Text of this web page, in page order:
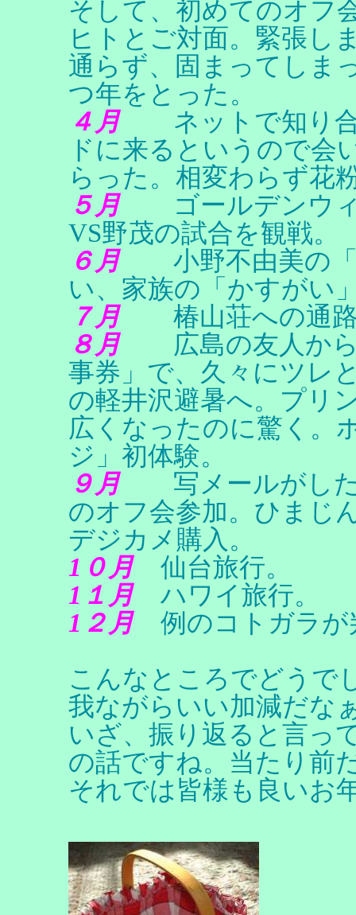
そして、初めてのオフ
ヒトとご対面。緊張し
通らず、固まってしま
つ年をとった。
４月ネットで知り合
ドに来るというので会
らった。相変わらず花
５月ゴールデンウィ
VS野茂の試合を観戦。
６月小野不由美の「
い、家族の「かすがい
７月椿山荘への通路
８月広島の友人から
事券」で、久々にツレ
の軽井沢避暑へ。プリ
広くなったのに驚く。
ジ」初体験。
９月写メールがした
のオフ会参加。ひまじ
デジカメ購入。
1０月仙台旅行。
1１月ハワイ旅行。
1２月例のコトガラが
こんなところでどうで
我ながらいい加減だな
いざ、振り返ると言っ
の話ですね。当たり前
それでは皆様も良いお